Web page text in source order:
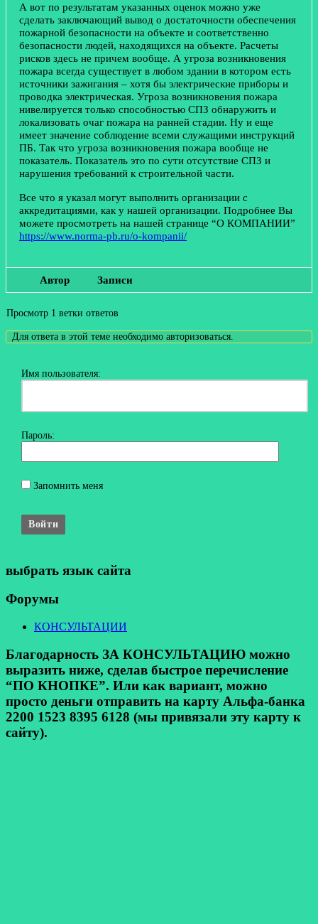
А вот по результатам указанных оценок можно уже
сделать заключающий вывод о достаточности обеспечения
пожарной безопасности на объекте и соответственно
безопасности людей, находящихся на объекте. Расчеты
рисков здесь не причем вообще. А угроза возникновения
пожара всегда существует в любом здании в котором есть
источники зажигания – хотя бы электрические приборы и
проводка электрическая. Угроза возникновения пожара
нивелируется только способностью СПЗ обнаружить и
локализовать очаг пожара на ранней стадии. Ну и еще
имеет значение соблюдение всеми служащими инструкций
ПБ. Так что угроза возникновения пожара вообще не
показатель. Показатель это по сути отсутствие СПЗ и
нарушения требований к строительной части.
Все что я указал могут выполнить организации с
аккредитациями, как у нашей организации. Подробнее Вы
можете просмотреть на нашей странице “О КОМПАНИИ”
https://www.norma-pb.ru/o-kompanii/
Автор Записи
Просмотр 1 ветки ответов
Для ответа в этой теме необходимо авторизоваться.
Имя пользователя:
Пароль:
Запомнить меня
Войти
выбрать язык сайта
Форумы
КОНСУЛЬТАЦИИ
Благодарность ЗА КОНСУЛЬТАЦИЮ можно
выразить ниже, сделав быстрое перечисление
“ПО КНОПКЕ”. Или как вариант, можно
просто деньги отправить на карту Альфа-банка
2200 1523 8395 6128 (мы привязали эту карту к
сайту).